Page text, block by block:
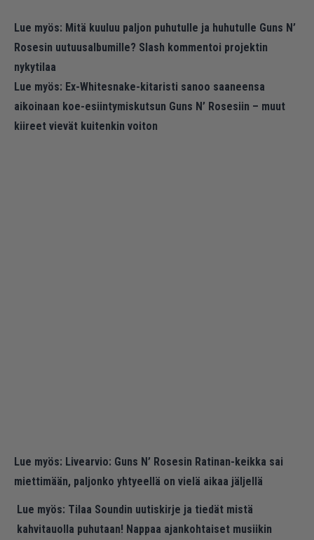
Lue myös: Mitä kuuluu paljon puhutulle ja huhutulle Guns N’
Rosesin uutuusalbumille? Slash kommentoi projektin
nykytilaa
Lue myös: Ex-Whitesnake-kitaristi sanoo saaneensa
aikoinaan koe-esiintymiskutsun Guns N’ Rosesiin – muut
kiireet vievät kuitenkin voiton
Lue myös: Livearvio: Guns N’ Rosesin Ratinan-keikka sai
miettimään, paljonko yhtyeellä on vielä aikaa jäljellä
Lue myös: Tilaa Soundin uutiskirje ja tiedät mistä
kahvitauolla puhutaan! Nappaa ajankohtaiset musiikin